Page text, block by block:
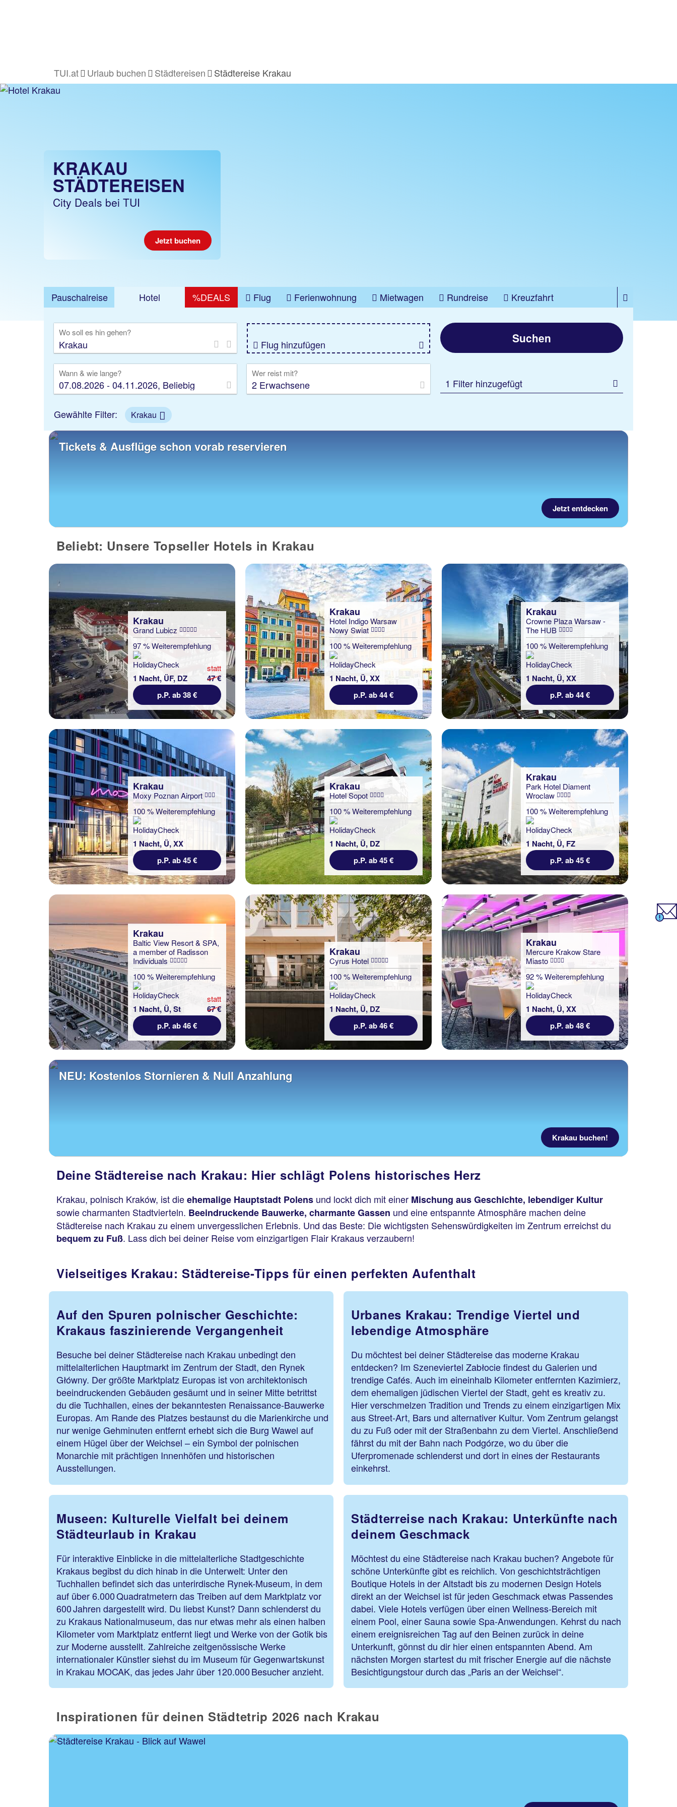
TUI.at Urlaub buchen Städtereisen Städtereise Krakau
KRAKAU
STÄDTEREISEN
City Deals bei TUI
Jetzt buchen
Pauschalreise Hotel %DEALS Flug Ferienwohnung Mietwagen Rundreise
Kreuzfahrt
Wo soll es hin gehen?
Flug hinzufügen
Wann & wie lange?
07.08.2026 - 04.11.2026, Beliebig
Wer reist mit?
2 Erwachsene
Suchen
1 Filter hinzugefügt
Gewählte Filter: Krakau
Tickets & Ausflüge schon vorab reservieren
Jetzt entdecken
Beliebt: Unsere Topseller Hotels in Krakau
Krakau
Grand Lubicz
97 % Weiterempfehlung
1 Nacht, ÜF, DZ
statt
47 €
p.P. ab 38 €
Krakau
Hotel Indigo Warsaw
Nowy Swiat
100 % Weiterempfehlung
1 Nacht, Ü, XX
p.P. ab 44 €
Krakau
Crowne Plaza Warsaw -
The HUB
100 % Weiterempfehlung
1 Nacht, Ü, XX
p.P. ab 44 €
Krakau
Moxy Poznan Airport
100 % Weiterempfehlung
1 Nacht, Ü, XX
p.P. ab 45 €
Krakau
Hotel Sopot
100 % Weiterempfehlung
1 Nacht, Ü, DZ
p.P. ab 45 €
Krakau
Park Hotel Diament
Wroclaw
100 % Weiterempfehlung
1 Nacht, Ü, FZ
p.P. ab 45 €
Krakau
Baltic View Resort & SPA,
a member of Radisson
Individuals
100 % Weiterempfehlung
1 Nacht, Ü, St
statt
67 €
p.P. ab 46 €
Krakau
Cyrus Hotel
100 % Weiterempfehlung
1 Nacht, Ü, DZ
p.P. ab 46 €
Krakau
Mercure Krakow Stare
Miasto
92 % Weiterempfehlung
1 Nacht, Ü, XX
p.P. ab 48 €
NEU: Kostenlos Stornieren & Null Anzahlung
Krakau buchen!
Deine Städtereise nach Krakau: Hier schlägt Polens historisches Herz
Krakau, polnisch Kraków, ist dieehemalige Hauptstadt Polens und lockt dich mit einer Mischung aus Geschichte, lebendiger Kultur
sowie charmanten Stadtvierteln. Beeindruckende Bauwerke, charmante Gassen und eine entspannte Atmosphäre machen deine
Städtereise nach Krakau zu einem unvergesslichen Erlebnis. Und das Beste: Die wichtigsten Sehenswürdigkeiten im Zentrum erreichst du
bequem zu Fuß. Lass dich bei deiner Reise vom einzigartigen Flair Krakaus verzaubern!
Vielseitiges Krakau: Städtereise-Tipps für einen perfekten Aufenthalt
Auf den Spuren polnischer Geschichte:
Krakaus faszinierende Vergangenheit
Besuche bei deiner Städtereise nach Krakau unbedingt den
mittelalterlichen Hauptmarkt im Zentrum der Stadt, den Rynek
Główny. Der größte Marktplatz Europas ist von architektonisch
beeindruckenden Gebäuden gesäumt und in seiner Mitte betrittst
du die Tuchhallen, eines der bekanntesten Renaissance-Bauwerke
Europas. Am Rande des Platzes bestaunst du die Marienkirche und
nur wenige Gehminuten entfernt erhebt sich die Burg Wawel auf
einem Hügel über der Weichsel – ein Symbol der polnischen
Monarchie mit prächtigen Innenhöfen und historischen
Ausstellungen.
Museen: Kulturelle Vielfalt bei deinem
Städteurlaub in Krakau
Für interaktive Einblicke in die mittelalterliche Stadtgeschichte
Krakaus begibst du dich hinab in die Unterwelt: Unter den
Tuchhallen befindet sich das unterirdische Rynek-Museum, in dem
auf über 6.000 Quadratmetern das Treiben auf dem Marktplatz vor
600 Jahren dargestellt wird. Du liebst Kunst? Dann schlenderst du
zu Krakaus Nationalmuseum, das nur etwas mehr als einen halben
Kilometer vom Marktplatz entfernt liegt und Werke von der Gotik bis
zur Moderne ausstellt. Zahlreiche zeitgenössische Werke
internationaler Künstler siehst du im Museum für Gegenwartskunst
in Krakau MOCAK, das jedes Jahr über 120.000 Besucher anzieht.
Urbanes Krakau: Trendige Viertel und
lebendige Atmosphäre
Du möchtest bei deiner Städtereise das moderne Krakau
entdecken? Im Szeneviertel Zabłocie findest du Galerien und
trendige Cafés. Auch im eineinhalb Kilometer entfernten Kazimierz,
dem ehemaligen jüdischen Viertel der Stadt, geht es kreativ zu.
Hier verschmelzen Tradition und Trends zu einem einzigartigen Mix
aus Street-Art, Bars und alternativer Kultur. Vom Zentrum gelangst
du zu Fuß oder mit der Straßenbahn zu dem Viertel. Anschließend
fährst du mit der Bahn nach Podgórze, wo du über die
Uferpromenade schlenderst und dort in eines der Restaurants
einkehrst.
Städterreise nach Krakau: Unterkünfte nach
deinem Geschmack
Möchtest du eine Städtereise nach Krakau buchen? Angebote für
schöne Unterkünfte gibt es reichlich. Von geschichtsträchtigen
Boutique Hotels in der Altstadt bis zu modernen Design Hotels
direkt an der Weichsel ist für jeden Geschmack etwas Passendes
dabei. Viele Hotels verfügen über einen Wellness-Bereich mit
einem Pool, einer Sauna sowie Spa-Anwendungen. Kehrst du nach
einem ereignisreichen Tag auf den Beinen zurück in deine
Unterkunft, gönnst du dir hier einen entspannten Abend. Am
nächsten Morgen startest du mit frischer Energie auf die nächste
Besichtigungstour durch das „Paris an der Weichsel“.
Inspirationen für deinen Städtetrip 2026 nach Krakau